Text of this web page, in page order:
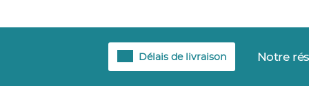
Délais de livraison Notre